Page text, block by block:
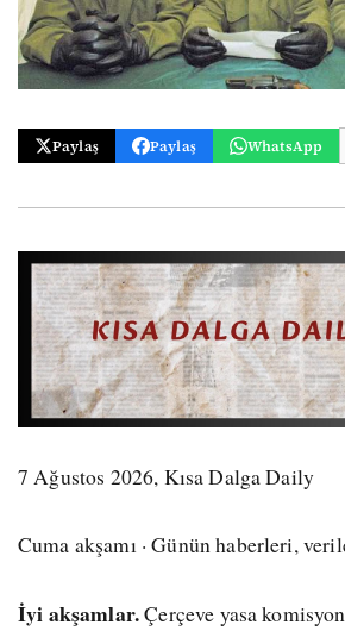
Paylaş Paylaş WhatsApp
7 Ağustos 2026, Kısa Dalga Daily
Cuma akşamı · Günün haberleri,
İyi akşamlar.Çerçeve yasa